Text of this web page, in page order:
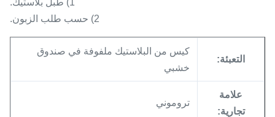
1) طبل بلاستيك.
2) حسب طلب الزبون.
التعبئة:
كيس من البلاستيك ملفوفة في صندوق
خشبي
علامة
تجارية:
تروموني